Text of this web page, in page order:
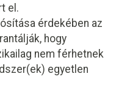
el.
érdekében az
hogy
nem férhetnek
egyetlen